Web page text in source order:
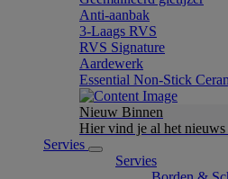
Anti-aanbak
3-Laags RVS
RVS Signature
Aardewerk
Essential Non-Stick
Nieuw Binnen
Hier vind je al het
Servies
Servies